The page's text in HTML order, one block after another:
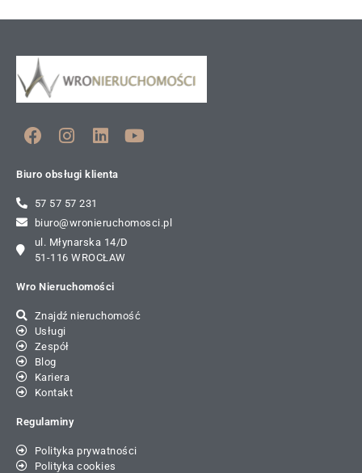
Biuro obsługi klienta
57 57 57 231
biuro@wronieruchomosci.pl
ul. Młynarska 14/D
51-116 WROCŁAW
Wro Nieruchomości
Znajdź nieruchomość
Usługi
Zespół
Blog
Kariera
Kontakt
Regulaminy
Polityka prywatności
Polityka cookies